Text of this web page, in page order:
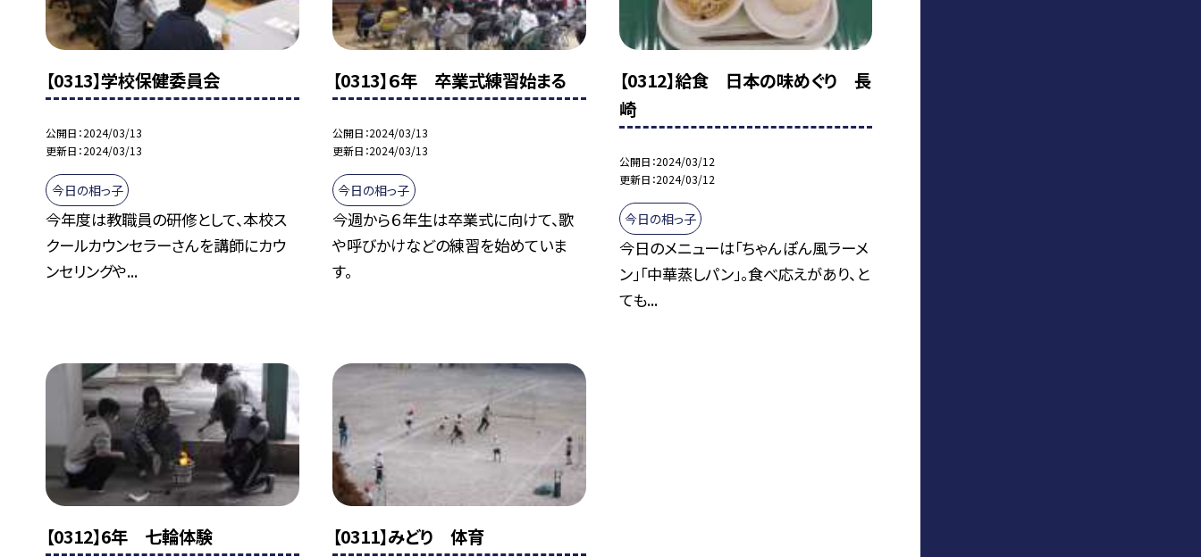
【0313】学校保健委員会
公開日 2024/03/13
更新日 2024/03/13
今日の相っ子
今年度は教職員の研修として、本校ス
クールカウンセラーさんを講師にカウ
ンセリングや...
【0313】６年 卒業式練習始まる
公開日 2024/03/13
更新日 2024/03/13
今日の相っ子
今週から６年生は卒業式に向けて、歌
や呼びかけなどの練習を始めていま
す。
【0312】給食 日本の味めぐり 長
崎
公開日 2024/03/12
更新日 2024/03/12
今日の相っ子
今日のメニューは「ちゃんぽん風ラーメ
ン」「中華蒸しパン」。食べ応えがあり、と
ても...
【0312】6年 七輪体験 【0311】みどり 体育